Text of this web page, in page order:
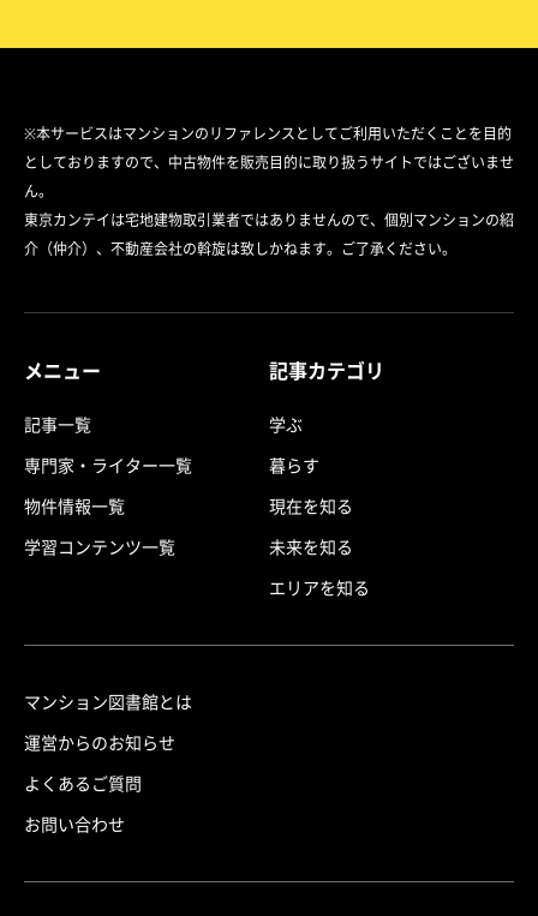
※本サービスはマンションのリファレンスとしてご利用いただくことを目的
としておりますので、中古物件を販売目的に取り扱うサイトではございませ
ん。
東京カンテイは宅地建物取引業者ではありませんので、個別マンションの紹
介（仲介）、不動産会社の斡旋は致しかねます。ご了承ください。
メニュー
記事一覧
専門家・ライター一覧
物件情報一覧
学習コンテンツ一覧
記事カテゴリ
学ぶ
暮らす
現在を知る
未来を知る
エリアを知る
マンション図書館とは
運営からのお知らせ
よくあるご質問
お問い合わせ